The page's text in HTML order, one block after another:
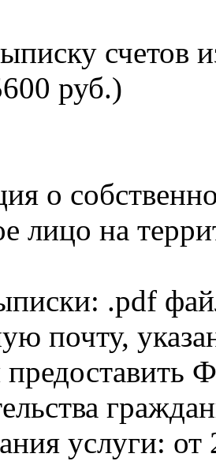
счетов
руб.)
о
лицо на
.pdf
почту,
услуги: от